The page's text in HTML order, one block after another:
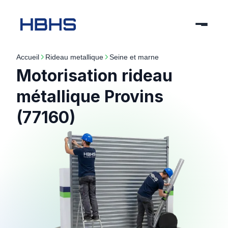
Accueil rideau metallique seine et marne
Motorisation rideau
métallique Provins
(77160)